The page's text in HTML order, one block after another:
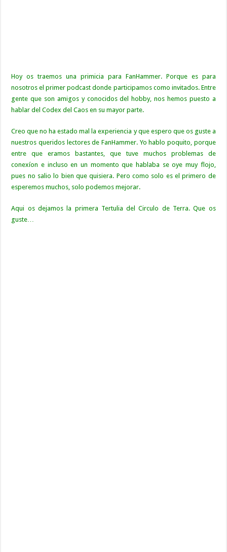
Hoy os traemos una primicia para FanHammer. Porque es para
nosotros el primer podcast donde participamos como invitados. Entre
gente que son amigos y conocidos del hobby, nos hemos puesto a
hablar del Codex del Caos en su mayor parte.
Creo que no ha estado mal la experiencia y que espero que os guste a
nuestros queridos lectores de FanHammer. Yo hablo poquito, porque
entre que eramos bastantes, que tuve muchos problemas de
conexíon e incluso en un momento que hablaba se oye muy flojo,
pues no salio lo bien que quisiera. Pero como solo es el primero de
esperemos muchos, solo podemos mejorar.
Aqui os dejamos la primera Tertulia del Circulo de Terra. Que os
guste…